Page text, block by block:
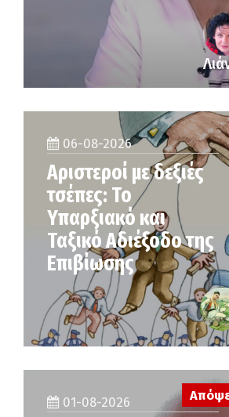
06-08-2026
Αριστεροί με δεξιές
τσέπες: Το
Υπαρξιακό και
Ταξικό Αδιέξοδο της
Επιβίωσης
01-08-2026